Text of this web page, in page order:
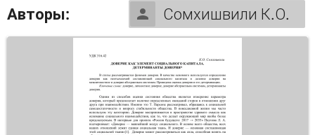
Авторы: Сомхишвили К.О.